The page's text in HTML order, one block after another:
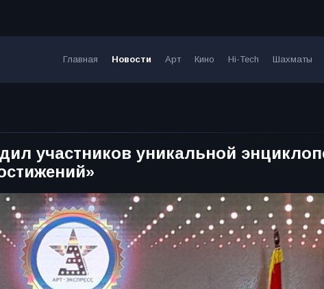
Главная Новости Арт Кино Hi-Tech Шахматы
участников уникальной